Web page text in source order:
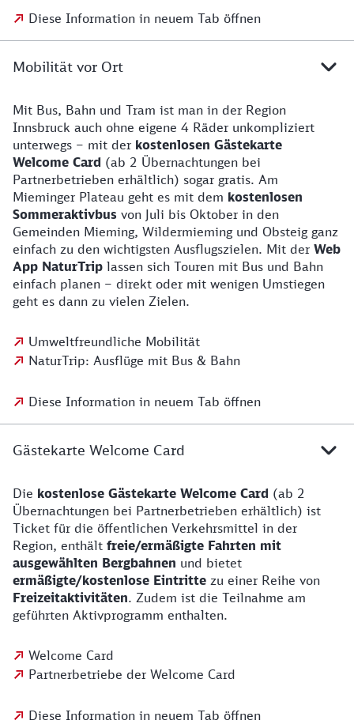
Diese Information in neuem Tab öffnen
Mobilität vor Ort
Mit Bus, Bahn und Tram ist man in der Region
Innsbruck auch ohne eigene 4 Räder unkompliziert
unterwegs – mit der kostenlosen Gästekarte
Welcome Card (ab 2 Übernachtungen bei
Partnerbetrieben erhältlich) sogar gratis. Am
Mieminger Plateau geht es mit dem kostenlosen
Sommeraktivbus von Juli bis Oktober in den
Gemeinden Mieming, Wildermieming und Obsteig ganz
einfach zu den wichtigsten Ausflugszielen. Mit der Web
App NaturTrip lassen sich Touren mit Bus und Bahn
einfach planen – direkt oder mit wenigen Umstiegen
geht es dann zu vielen Zielen.
Umweltfreundliche Mobilität
NaturTrip: Ausflüge mit Bus & Bahn
Diese Information in neuem Tab öffnen
Gästekarte Welcome Card
Die kostenlose Gästekarte Welcome Card (ab 2
Übernachtungen bei Partnerbetrieben erhältlich) ist
Ticket für die öffentlichen Verkehrsmittel in der
Region, enthält freie/ermäßigte Fahrten mit
ausgewählten Bergbahnen und bietet
ermäßigte/kostenlose Eintritte zu einer Reihe von
Freizeitaktivitäten. Zudem ist die Teilnahme am
geführten Aktivprogramm enthalten.
Welcome Card
Partnerbetriebe der Welcome Card
Diese Information in neuem Tab öffnen